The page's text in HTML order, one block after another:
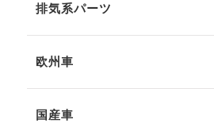
排気系パーツ
欧州車
国産車